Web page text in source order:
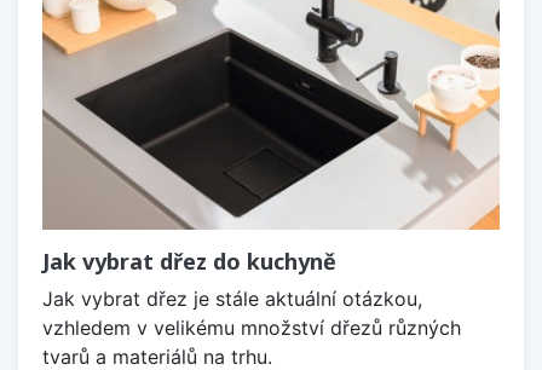
Jak vybrat dřez do kuchyně
Jak vybrat dřez je stále aktuální otázkou,
vzhledem v velikému množství dřezů různých
tvarů a materiálů na trhu.